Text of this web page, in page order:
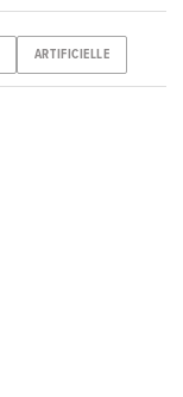
ARTIFICIELLE